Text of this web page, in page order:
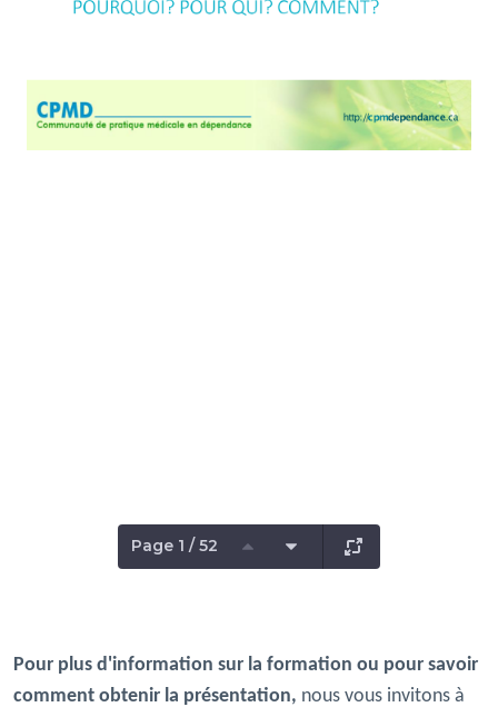
Page 1 / 52
Pour plus d'information sur la formation ou pour savoir
comment obtenir la présentation, nous vous invitons à